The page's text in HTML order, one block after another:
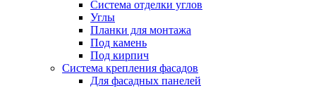
Система отделки углов
Углы
Планки для монтажа
Под камень
Под кирпич
Система крепления фасадов
Для фасадных панелей